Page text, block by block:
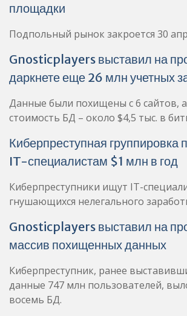
площадки
Подпольный рынок закроется 30
Gnosticplayers выставил на
даркнете еще 26 млн учетных
Данные были похищены с 6 сайтов,
стоимость БД – около $4,5 тыс. в
Киберпреступная группировка
IT-специалистам $1 млн в год
Киберпреступники ищут IT-
гнушающихся нелегального
Gnosticplayers выставил на
массив похищенных данных
Киберпреступник, ранее
данные 747 млн пользователей,
восемь БД.